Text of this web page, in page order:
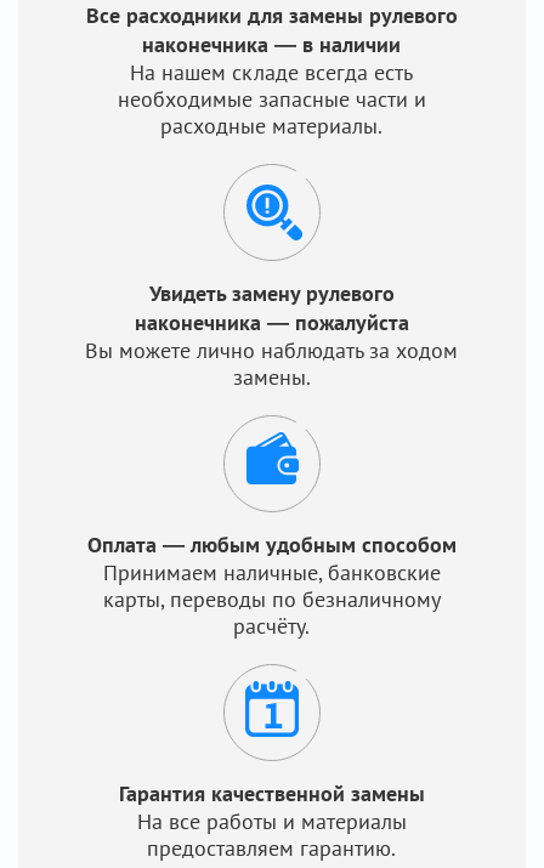
Все расходники для замены рулевого
наконечника — в наличии
На нашем складе всегда есть
необходимые запасные части и
расходные материалы.
Увидеть замену рулевого
наконечника — пожалуйста
Вы можете лично наблюдать за ходом
замены.
Оплата — любым удобным способом
Принимаем наличные, банковские
карты, переводы по безналичному
расчёту.
Гарантия качественной замены
На все работы и материалы
предоставляем гарантию.